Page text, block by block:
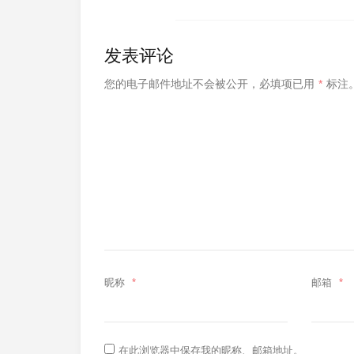
发表评论
您的电子邮件地址不会被公开， 必填项已用 * 标注
昵称 * 邮箱 *
在此浏览器中保存我的昵称、邮箱地址。